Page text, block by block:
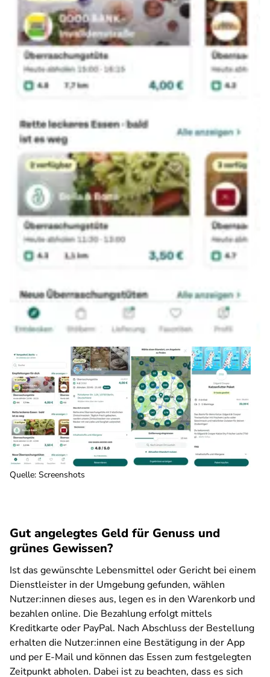
Quelle: Screenshots
Gut angelegtes Geld für Genuss und
grünes Gewissen?
Ist das gewünschte Lebensmittel oder Gericht bei einem
Dienstleister in der Umgebung gefunden, wählen
Nutzer:innen dieses aus, legen es in den Warenkorb und
bezahlen online. Die Bezahlung erfolgt mittels
Kreditkarte oder PayPal. Nach Abschluss der Bestellung
erhalten die Nutzer:innen eine Bestätigung in der App
und per E-Mail und können das Essen zum festgelegten
Zeitpunkt abholen. Dabei ist zu beachten, dass es sich